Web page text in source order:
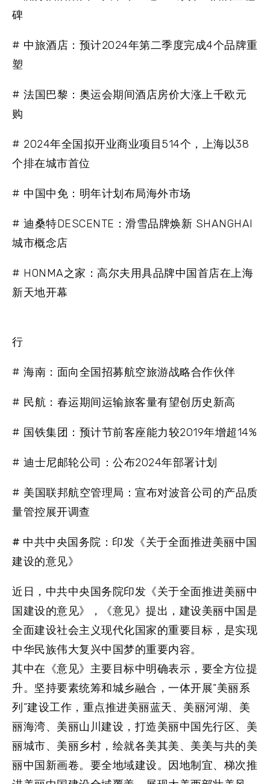
碑
# 中旅酒店：预计2024年第二季度完成4个品牌重
塑
# 法国巴黎：奥运会期间酒店房价大涨上千欧元
购
# 2024年全国拟开业商业项目514个，上海以38
个排在城市首位
# 中国中免：明年计划布局海外市场
# 迪桑特DESCENTE：滑雪品牌焕新 SHANGHAI
城市概念店
# HONMA之家：高尔夫用具品牌中国首店在上海
新天地开幕
行
# 海南：面向全国招募航空旅游战略合作伙伴
# 民航：春运期间运输旅客量有望创历史新高
# 国铁集团：预计节前客座能力较2019年增超14%
# 迪士尼邮轮公司：公布2024年部署计划
# 美国联邦航空管理局：宣布对波音公司的产品质
量管控展开调查
# 中共中央国务院：印发《关于全面推进美丽中国
建设的意见》
近日，中共中央国务院印发《关于全面推进美丽中
国建设的意见》，《意见》提出，建设美丽中国是
全面建设社会主义现代化国家的重要目标，是实现
中华民族伟大复兴中国梦的重要内容。
其中在《意见》主要目标中明确表示，要全方位提
升。坚持要素统筹和城乡融合，一体开展“美丽系
列”建设工作，重点推进美丽蓝天、美丽河湖、美
丽海湾、美丽山川建设，打造美丽中国先行区、美
丽城市、美丽乡村，绘就各美其美、美美与共的美
丽中国新画卷。要全地域建设。因地制宜、梯次推